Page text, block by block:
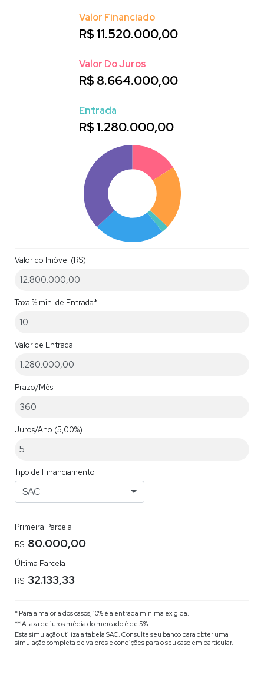
Valor Financiado
R$11.520.000,00
Valor Do Juros
R$ 8.664.000,00
Entrada
R$1.280.000,00
Valor do Imóvel (R$)
Taxa % min. de Entrada*
Valor de Entrada
Prazo/Mês
Juros/Ano (5,00%)
Tipo de Financiamento
SAC
Primeira Parcela
R$ 80.000,00
Última Parcela
R$ 32.133,33
* Para a maioria dos casos, 10% é a entrada mínima exigida.
** A taxa de juros média do mercado é de 5%.
Esta simulação utiliza a tabela SAC. Consulte seu banco para obter uma
simulação completa de valores e condições para o seu caso em particular.